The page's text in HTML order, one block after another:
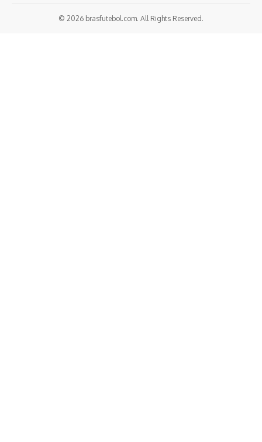
© 2026 brasfutebol.com. All Rights Reserved.